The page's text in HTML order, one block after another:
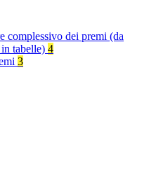
complessivo dei premi (da
tabelle) 4
3